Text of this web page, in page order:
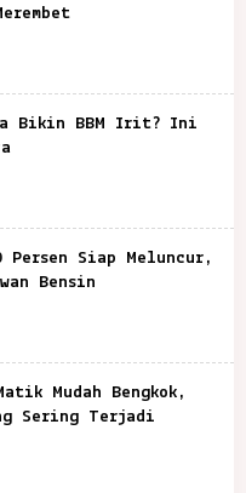
Bikin BBM Irit? Ini
Persen Siap Meluncur,
Bensin
Mudah Bengkok,
Sering Terjadi